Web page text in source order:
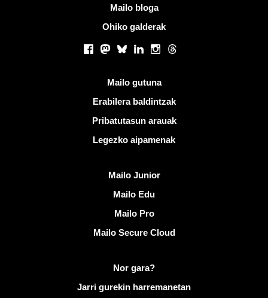
Mailo bloga
Ohiko galderak
Facebook
Mastodon
BlueskyLinkedInInstagram
Threads
Mailo gutuna
Erabilera baldintzak
Pribatutasun arauak
Legezko aipamenak
Mailo Junior
Mailo Edu
Mailo Pro
Mailo Secure Cloud
Informazio gehiago Mailo helbidean
Nor gara?
Jarri gurekin harremanetan